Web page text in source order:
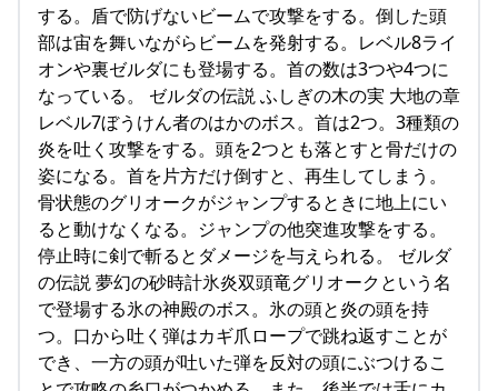
する。盾で防げないビームで攻撃をする。倒した頭
部は宙を舞いながらビームを発射する。レベル8ライ
オンや裏ゼルダにも登場する。首の数は3つや4つに
なっている。 ゼルダの伝説 ふしぎの木の実 大地の章
レベル7ぼうけん者のはかのボス。首は2つ。3種類の
炎を吐く攻撃をする。頭を2つとも落とすと骨だけの
姿になる。首を片方だけ倒すと、再生してしまう。
骨状態のグリオークがジャンプするときに地上にい
ると動けなくなる。ジャンプの他突進攻撃をする。
停止時に剣で斬るとダメージを与えられる。 ゼルダ
の伝説 夢幻の砂時計氷炎双頭竜グリオークという名
で登場する氷の神殿のボス。氷の頭と炎の頭を持
つ。口から吐く弾はカギ爪ロープで跳ね返すことが
でき、一方の頭が吐いた弾を反対の頭にぶつけるこ